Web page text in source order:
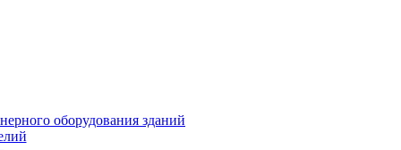
оборудования зданий